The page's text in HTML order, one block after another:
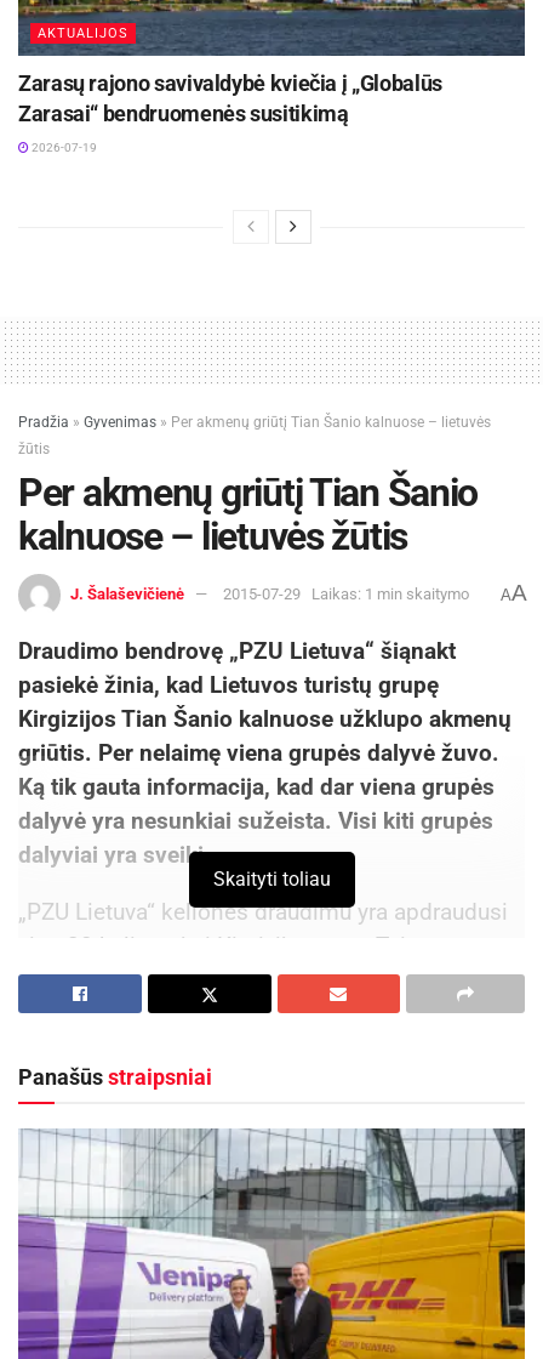
AKTUALIJOS
Zarasų rajono savivaldybė kviečia į „Globalūs
Zarasai“ bendruomenės susitikimą
2026-07-19
Pradžia » Gyvenimas » Per akmenų griūtį Tian Šanio kalnuose – lietuvės
žūtis
Per akmenų griūtį Tian Šanio
kalnuose – lietuvės žūtis
J. Šalaševičienė 2015-07-29 Laikas: 1 min skaitymo AA
Draudimo bendrovę „PZU Lietuva“ šiąnakt
pasiekė žinia, kad Lietuvos turistų grupę
Kirgizijos Tian Šanio kalnuose užklupo akmenų
griūtis. Per nelaimę viena grupės dalyvė žuvo.
Ką tik gauta informacija, kad dar viena grupės
dalyvė yra nesunkiai sužeista. Visi kiti grupės
dalyviai yra sveiki.
„PZU Lietuva“ kelionės draudimu yra apdraudusi
viso 20 keliautojų į Kirgiziją grupę. Taip pat
žinoma, kad šie asmenys į kalnus išėjo
pasidaliję grupėmis. Informacijos apie grupių
Šiuo metu nelaimės vietoje oro sąlygos yra labai
prastos.
Nelaimės ištiktai grupei pagalbą teikia „PZU
Lietuva“ partnerė „Altas assistance“,
bendradarbiaujanti su Kirgizijos atitinkamomis
tarnybomis.
Skaityti toliau
Panašūsstraipsniai